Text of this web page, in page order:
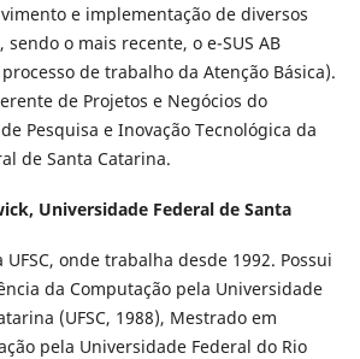
e implementação de diversos
o mais recente, o e-SUS AB
de trabalho da Atenção Básica).
de Projetos e Negócios do
Pesquisa e Inovação Tecnológica da
de Santa Catarina.
Universidade Federal de Santa
onde trabalha desde 1992. Possui
da Computação pela Universidade
(UFSC, 1988), Mestrado em
pela Universidade Federal do Rio